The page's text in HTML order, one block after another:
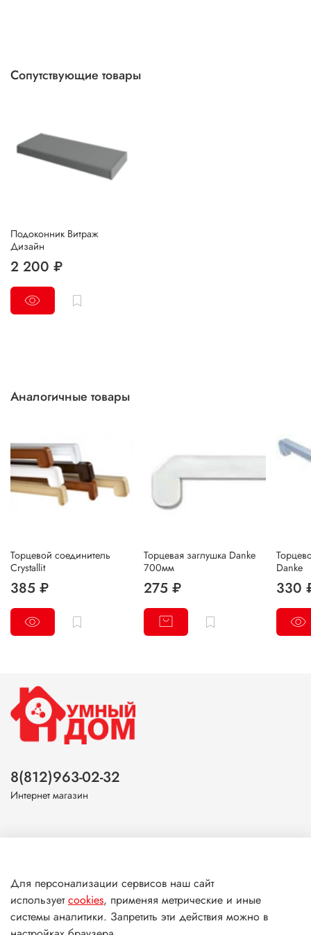
Сопутствующие товары
Подоконник Витраж
Дизайн
2 200 ₽
Аналогичные товары
Торцевой соединитель
Crystallit
385 ₽
Торцевая заглушка Danke
700мм
275 ₽
Danke
330
Клиентам
8(812)963-02-32
Интернет магазин
Для персонализации сервисов наш сайт
используетcookies, применяя метрические и иные
системы аналитики. Запретить эти действия можно в